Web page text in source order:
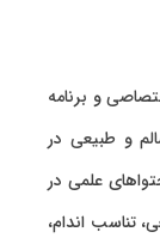
و برنامه
و طبیعی در
علمی در
تناسب اندام،